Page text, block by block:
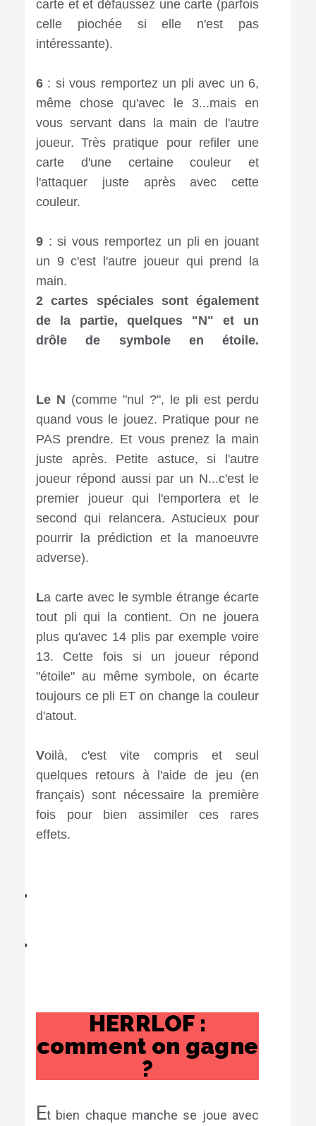
carte et et défaussez une carte (parfois
celle piochée si elle n'est pas
intéressante).⠀⠀⠀⠀⠀
6: si vous remportez un pli avec un 6,
même chose qu'avec le 3...mais en
vous servant dans la main de l'autre
joueur. Très pratique pour refiler une
carte d'une certaine couleur et
l'attaquer juste après avec cette
couleur.⠀⠀⠀
9: si vous remportez un pli en jouant
un 9 c'est l'autre joueur qui prend la
main.⠀⠀⠀⠀⠀⠀⠀⠀⠀⠀⠀⠀⠀⠀⠀⠀⠀⠀
2 cartes spéciales sont également
de la partie, quelques "N" et un
drôle de symbole en étoile.
Le N (comme "nul ?", le pli est perdu
quand vous le jouez. Pratique pour ne
PAS prendre. Et vous prenez la main
juste après. Petite astuce, si l'autre
joueur répond aussi par un N...c'est le
premier joueur qui l'emportera et le
second qui relancera. Astucieux pour
pourrir la prédiction et la manoeuvre
adverse).⠀⠀⠀
La carte avec le symble étrange écarte
tout pli qui la contient. On ne jouera
plus qu'avec 14 plis par exemple voire
13. Cette fois si un joueur répond
"étoile" au même symbole, on écarte
toujours ce pli ET on change la couleur
d'atout.
Voilà, c'est vite compris et seul
quelques retours à l'aide de jeu (en
français) sont nécessaire la première
fois pour bien assimiler ces rares
effets.
HERRLOF :
comment on gagne
?
Et bien chaque manche se joue avec